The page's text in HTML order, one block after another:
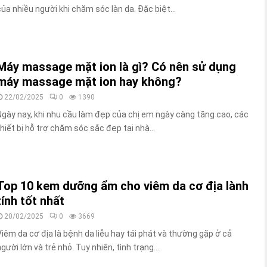
nhiều người khi chăm sóc làn da. Đặc biệt...
massage mặt ion là gì? Có nên sử dụng
massage mặt ion hay không?
22/02/2025 0 1390
nay, khi nhu cầu làm đẹp của chị em ngày càng tăng cao, các
bị hỗ trợ chăm sóc sắc đẹp tại nhà...
10 kem dưỡng ẩm cho viêm da cơ địa lành
tốt nhất
20/02/2025 0 3669
da cơ địa là bệnh da liễu hay tái phát và thường gặp ở cả
lớn và trẻ nhỏ. Tuy nhiên, tình trạng...